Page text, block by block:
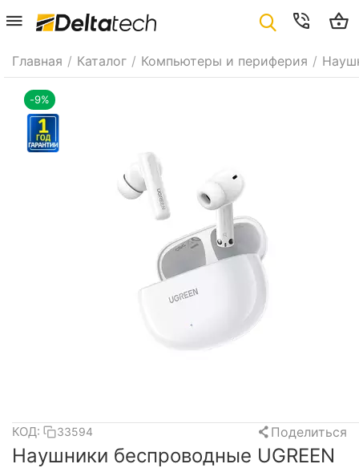
Главная / Каталог / Компьютеры и периферия /
-9%
КОД: 33594 Поделиться
Наушники беспроводные UGREEN